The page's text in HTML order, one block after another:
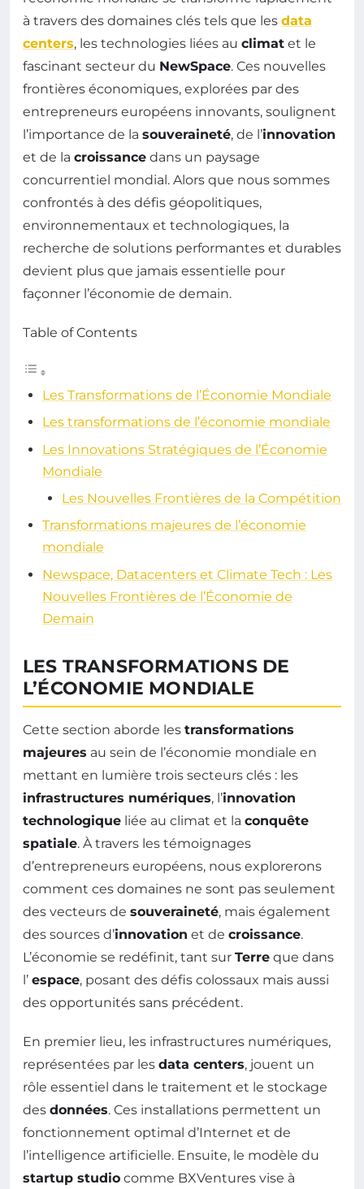
à travers des domaines clés tels que les data
centers, les technologies liées au climat et le
fascinant secteur du NewSpace. Ces nouvelles
frontières économiques, explorées par des
entrepreneurs européens innovants, soulignent
l’importance de la souveraineté, de l’innovation
et de la croissance dans un paysage
concurrentiel mondial. Alors que nous sommes
confrontés à des défis géopolitiques,
environnementaux et technologiques, la
recherche de solutions performantes et durables
devient plus que jamais essentielle pour
façonner l’économie de demain.
Table of Contents
Les Transformations de l’Économie Mondiale
Les transformations de l’économie mondiale
Les Innovations Stratégiques de l’Économie
Mondiale
Les Nouvelles Frontières de la Compétition
Transformations majeures de l’économie
mondiale
Newspace, Datacenters et Climate Tech : Les
Nouvelles Frontières de l’Économie de
Demain
LES TRANSFORMATIONS DE
L’ÉCONOMIE MONDIALE
Cette section aborde les transformations
majeures au sein de l’économie mondiale en
mettant en lumière trois secteurs clés : les
infrastructures numériques, l’innovation
technologique liée au climat et la conquête
spatiale. À travers les témoignages
d’entrepreneurs européens, nous explorerons
comment ces domaines ne sont pas seulement
des vecteurs de souveraineté, mais également
des sources d’innovation et de croissance.
L’économie se redéfinit, tant sur Terre que dans
l’ espace, posant des défis colossaux mais aussi
des opportunités sans précédent.
En premier lieu, les infrastructures numériques,
représentées par les data centers, jouent un
rôle essentiel dans le traitement et le stockage
des données. Ces installations permettent un
fonctionnement optimal d’Internet et de
l’intelligence artificielle. Ensuite, le modèle du
startup studio comme BXVentures vise à